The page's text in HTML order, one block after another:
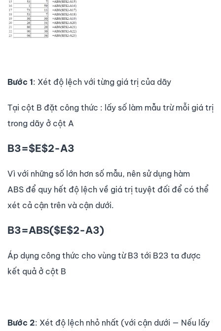
Bước 1: Xét độ lệch với từng giá trị của dãy
Tại cột B đặt công thức : lấy số làm mẫu trừ mỗi giá trị
trong dãy ở cột A
B3=$E$2-A3
Vì với những số lớn hơn số mẫu, nên sử dụng hàm
ABS để quy hết độ lệch về giá trị tuyệt đối để có thể
xét cả cận trên và cận dưới.
B3=ABS($E$2-A3)
Áp dụng công thức cho vùng từ B3 tới B23 ta được
kết quả ở cột B
Bước 2: Xét độ lệch nhỏ nhất (với cận dưới — Nếu lấy